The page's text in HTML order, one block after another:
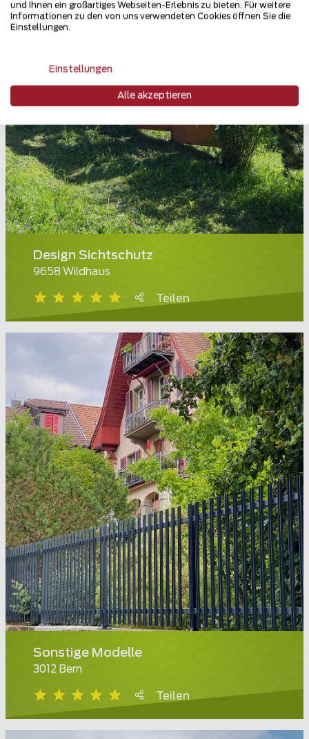
Design Sichtschutz
9658 Wildhaus
Teilen
Sonstige Modelle
3012 Bern
Teilen
und Ihnen ein großartiges Webseiten-Erlebnis zu bieten. Für weitere
Informationen zu den von uns verwendeten Cookies öffnen Sie die
Einstellungen.
Einstellungen
Alle akzeptieren